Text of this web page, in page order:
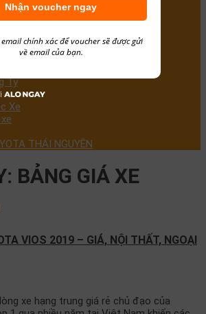
Ty
Xe
THÁI NGUYÊN
BẢNG GIÁ XE
VIOS 2019 – GIÁ, NỘI THẤT, NGOẠI
xe hạng trung giá rẻ chủ đạo của
Nhận voucher ngay
chính xác để voucher sẽ được gửi
về email của bạn.